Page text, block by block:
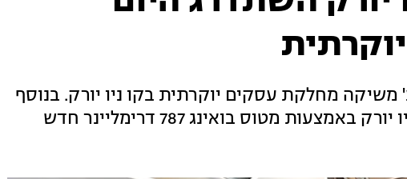
מחלקת עסקים יוקרתית בקו ניו יורק. בנוסף
מטוס בואינג 787 דרימליינר חדש